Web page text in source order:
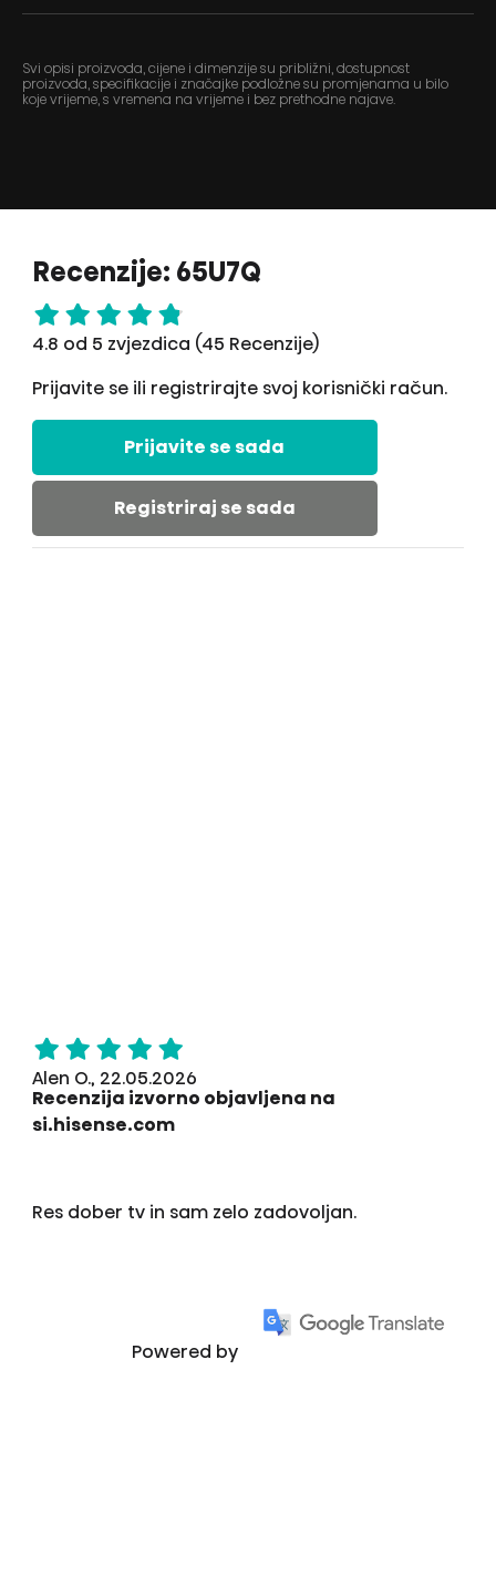
Svi opisi proizvoda, cijene i dimenzije su približni, dostupnost
proizvoda, specifikacije i značajke podložne su promjenama u bilo
koje vrijeme, s vremena na vrijeme i bez prethodne najave.
Recenzije: 65U7Q
4.8 od 5 zvjezdica (45 Recenzije)
Prijavite se ili registrirajte svoj korisnički račun.
Prijavite se sada
Registriraj se sada
Alen O., 22.05.2026
Recenzija izvorno objavljena na
si.hisense.com
Res dober tv in sam zelo zadovoljan.
Powered by